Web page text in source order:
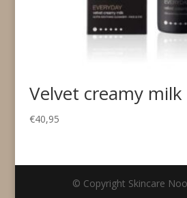
Velvet creamy
€40,95
© Copyright Skincare